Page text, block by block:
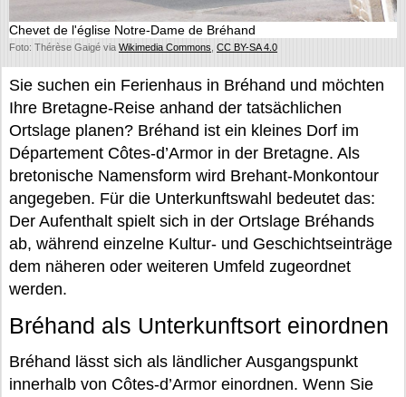
Chevet de l'église Notre-Dame de Bréhand
Foto: Thérèse Gaigé via Wikimedia Commons CC BY-SA 4.0
Sie suchen ein Ferienhaus in Bréhand und möchten
Ihre Bretagne-Reise anhand der tatsächlichen
Ortslage planen? Bréhand ist ein kleines Dorf im
Département Côtes-d’Armor in der Bretagne. Als
bretonische Namensform wird Brehant-Monkontour
angegeben. Für die Unterkunftswahl bedeutet das:
Der Aufenthalt spielt sich in der Ortslage Bréhands
ab, während einzelne Kultur- und Geschichtseinträge
dem näheren oder weiteren Umfeld zugeordnet
werden.
Bréhand als Unterkunftsort einordnen
Bréhand lässt sich als ländlicher Ausgangspunkt
innerhalb von Côtes-d’Armor einordnen. Wenn Sie